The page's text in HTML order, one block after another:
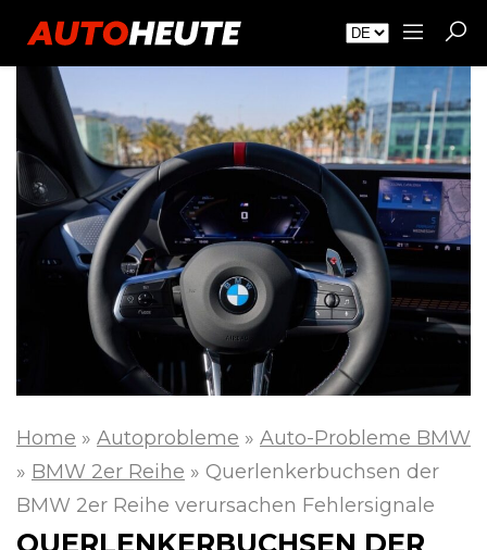
Home » Autoprobleme » Auto-Probleme BMW
» BMW 2er Reihe » Querlenkerbuchsen der
BMW 2er Reihe verursachen Fehlersignale
QUERLENKERBUCHSEN DER